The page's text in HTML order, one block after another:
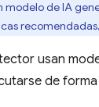
de IA
usan
de